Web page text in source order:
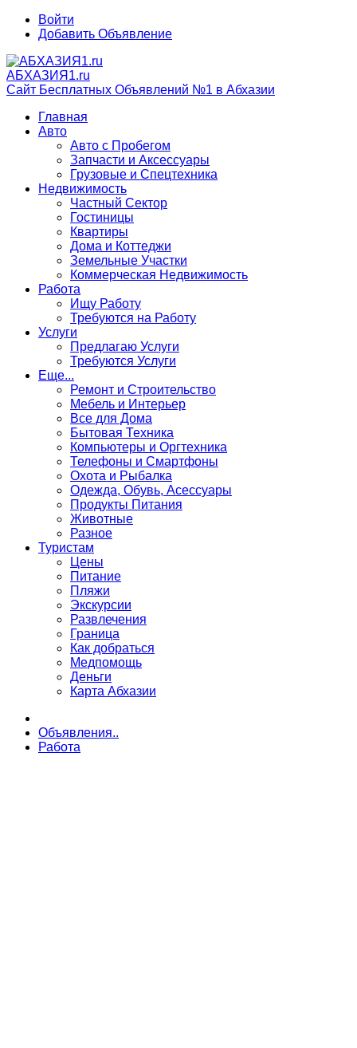
Войти
Добавить Объявление
АБХАЗИЯ1.ru
Сайт Бесплатных Объявлений №1 в Абхазии
Главная
Авто
Авто с Пробегом
Запчасти и Аксессуары
Грузовые и Спецтехника
Недвижимость
Частный Сектор
Гостиницы
Квартиры
Дома и Коттеджи
Земельные Участки
Коммерческая Недвижимость
Работа
Ищу Работу
Требуются на Работу
Услуги
Предлагаю Услуги
Требуются Услуги
Еще...
Ремонт и Строительство
Мебель и Интерьер
Все для Дома
Бытовая Техника
Компьютеры и Оргтехника
Телефоны и Смартфоны
Охота и Рыбалка
Одежда, Обувь, Асессуары
Продукты Питания
Животные
Разное
Туристам
Цены
Питание
Пляжи
Экскурсии
Развлечения
Граница
Как добраться
Медпомощь
Деньги
Карта Абхазии
Объявления..
Работа